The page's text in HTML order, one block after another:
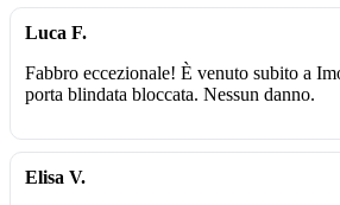
Luca F.
Fabbro eccezionale! È venuto subito a
porta blindata bloccata. Nessun danno.
Elisa V.